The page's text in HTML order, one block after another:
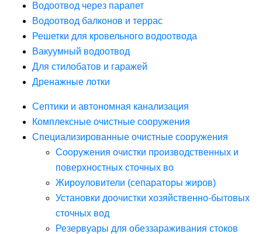
Водоотвод через парапет
Водоотвод балконов и террас
Решетки для кровельного водоотвода
Вакуумный водоотвод
Для стилобатов и гаражей
Дренажные лотки
Септики и автономная канализация
Комплексные очистные сооружения
Специализированные очистные сооружения
Сооружения очистки производственных и
поверхностных сточных во
Жироуловители (сепараторы жиров)
Установки доочистки хозяйственно-бытовых
сточных вод
Резервуары для обеззараживания стоков